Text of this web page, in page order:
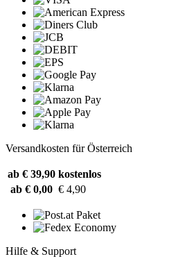
Versandkosten für Österreich
ab € 39,90 kostenlos
ab € 0,00 € 4,90
Hilfe & Support